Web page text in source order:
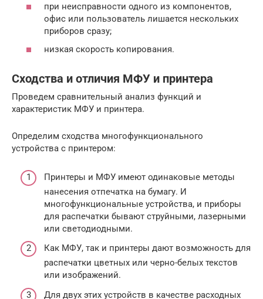
при неисправности одного из компонентов,
офис или пользователь лишается нескольких
приборов сразу;
низкая скорость копирования.
Сходства и отличия МФУ и принтера
Проведем сравнительный анализ функций и
характеристик МФУ и принтера.
Определим сходства многофункционального
устройства с принтером:
Принтеры и МФУ имеют одинаковые методы
нанесения отпечатка на бумагу. И
многофункциональные устройства, и приборы
для распечатки бывают струйными, лазерными
или светодиодными.
Как МФУ, так и принтеры дают возможность для
распечатки цветных или черно-белых текстов
или изображений.
Для двух этих устройств в качестве расходных